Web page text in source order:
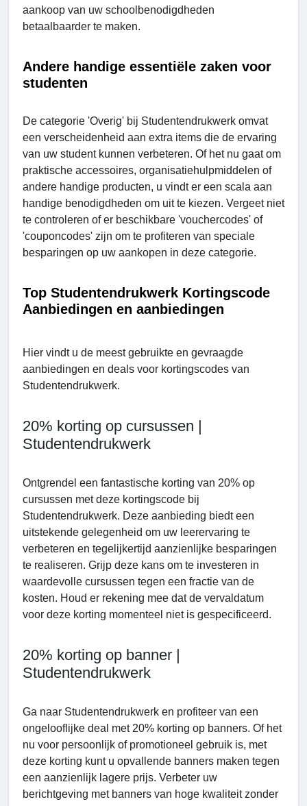
aankoop van uw schoolbenodigdheden
betaalbaarder te maken.
Andere handige essentiële zaken voor
studenten
De categorie 'Overig' bij Studеntеndrukwerk omvat
een verscheidenheid aan extra items die de ervaring
van uw student kunnen verbeteren. Of het nu gaat om
praktische accessoires, organisatiehulpmiddelen of
andere handige producten, u vindt er een scala aan
handige benodigdheden om uit te kiezen. Vergeet niet
te controleren of er beschikbare 'vouchercodes' of
'couponcodes' zijn om te profiteren van speciale
besparingen op uw aankopen in deze categorie.
Top Studеntеndrukwеrk Kortingscode
Aanbiedingen en aanbiedingen
Hier vindt u de meest gebruikte en gevraagde
aanbiedingen en deals voor kortingscodes van
Studеntеndrukwеrk.
20% korting op cursussen |
Studentendrukwerk
Ontgrendel een fantastische korting van 20% op
cursussen met deze kortingscode bij
Studеntеndrukwerk. Deze aanbieding biedt een
uitstekende gelegenheid om uw leerervaring te
verbeteren en tegelijkertijd aanzienlijke besparingen
te realiseren. Grijp deze kans om te investeren in
waardevolle cursussen tegen een fractie van de
kosten. Houd er rekening mee dat de vervaldatum
voor deze korting momenteel niet is gespecificeerd.
20% korting op banner |
Studentendrukwerk
Ga naar Studеntеndrukwеrk en profiteer van een
ongelooflijke deal met 20% korting op banners. Of het
nu voor persoonlijk of promotioneel gebruik is, met
deze korting kunt u opvallende banners maken tegen
een aanzienlijk lagere prijs. Verbeter uw
berichtgeving met banners van hoge kwaliteit zonder